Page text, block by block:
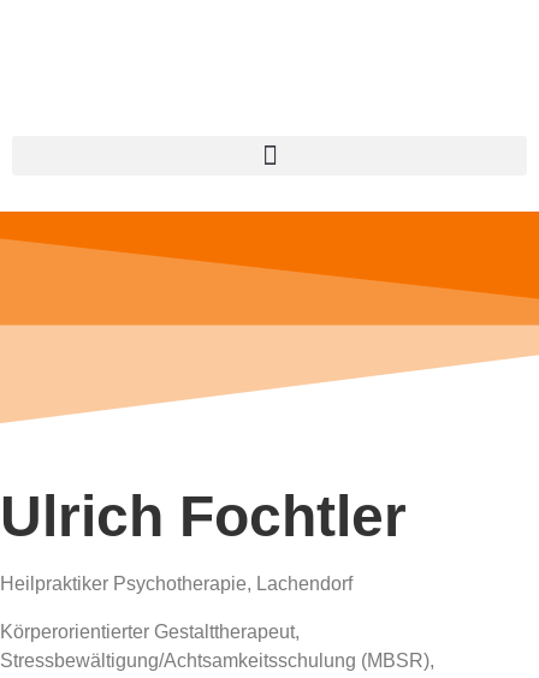
Ulrich Fochtler
Heilpraktiker Psychotherapie, Lachendorf
Körperorientierter Gestalttherapeut,
Stressbewältigung/Achtsamkeitsschulung (MBSR),